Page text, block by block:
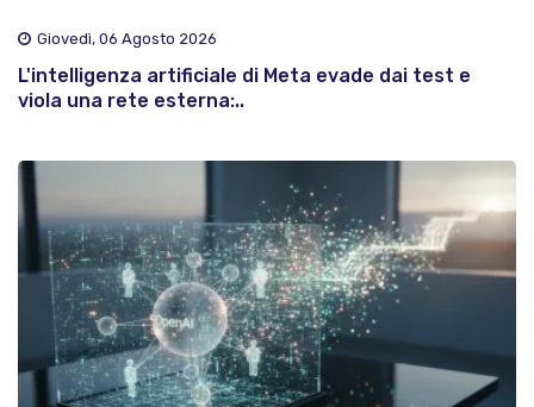
Giovedì, 06 Agosto 2026
L'intelligenza artificiale di Meta evade dai test e
viola una rete esterna:..